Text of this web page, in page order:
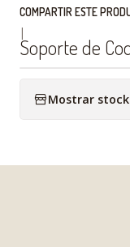
COMPARTIR ESTE
|
Soporte de
Mostrar